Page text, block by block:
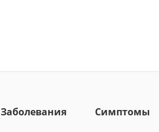
Заболевания Симптомы